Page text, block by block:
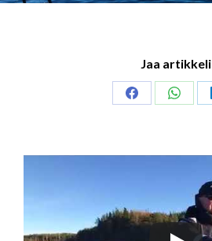
Jaa artikkeli
Share
Share